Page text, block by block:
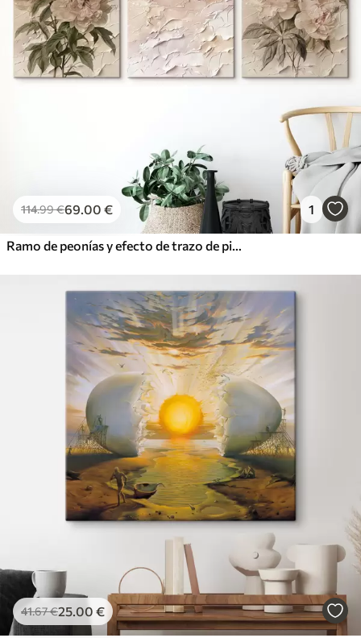
114.99€69.00 € 1
Ramo de peonías y efecto de trazo de pintura
41.67€25.00 €